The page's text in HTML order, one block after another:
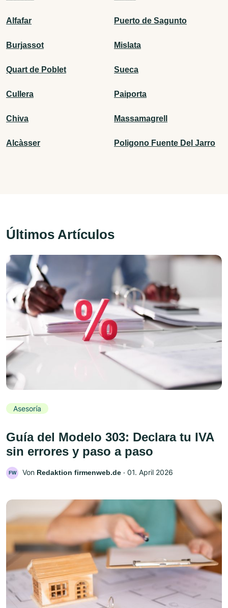
Alfafar Puerto de Sagunto
Burjassot Mislata
Quart de Poblet Sueca
Cullera Paiporta
Chiva Massamagrell
Alcàsser Poligono Fuente Del Jarro
Últimos Artículos
Asesoría
Guía del Modelo 303: Declara tu IVA
sin errores y paso a paso
FW Von Redaktion firmenweb.de ‧ 01. April 2026